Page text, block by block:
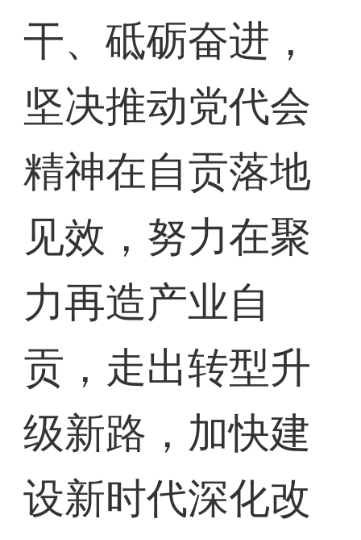
干、砥砺奋进，
坚决推动党代会
精神在自贡落地
见效，努力在聚
力再造产业自
贡，走出转型升
级新路，加快建
设新时代深化改